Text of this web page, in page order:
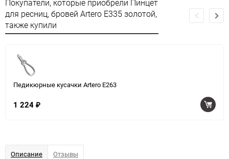
Покупатели, которые приобрели Пинцет
для ресниц, бровей Artero E335 золотой,
также купили
Педикюрные кусачки Artero E263
1 224 ₽
Описание Отзывы